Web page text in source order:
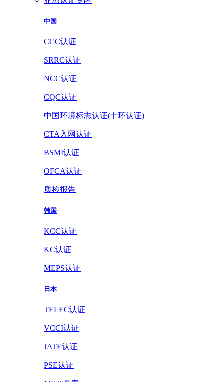
中国
CCC认证
SRRC认证
NCC认证
CQC认证
中国环境标志认证(十环认证)
CTA入网认证
BSMI认证
OFCA认证
质检报告
韩国
KCC认证
KC认证
MEPS认证
日本
TELEC认证
VCCI认证
JATE认证
PSE认证